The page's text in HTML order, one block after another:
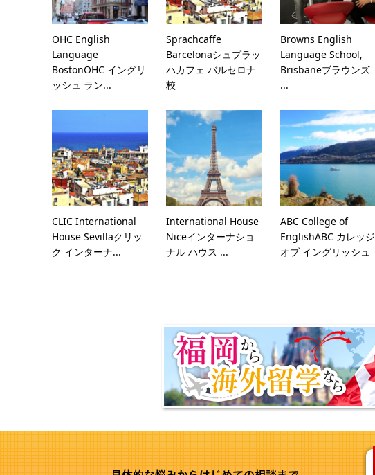
OHC English
Language
BostonOHC イングリ
ッシュ ラン...
Sprachcaffe
Barcelonaシュプラッ
ハカフェ バルセロナ
校
Browns English
Language School,
Brisbaneブラウンズ
...
CLIC International
House Sevillaクリッ
ク インターナ...
International House
Niceインターナショ
ナル ハウス ...
ABC College of
EnglishABC カレッジ
オブ イングリッシュ